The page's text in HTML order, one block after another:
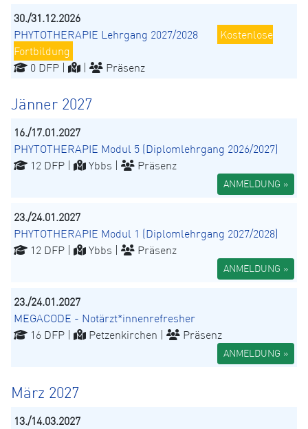
30./31.12.2026
PHYTOTHERAPIE Lehrgang 2027/2028
Kostenlose
Fortbildung
0 DFP |
Präsenz
Jänner 2027
16./17.01.2027
PHYTOTHERAPIE Modul 5 (Diplomlehrgang 2026/2027)
12 DFP |
Ybbs | Präsenz
ANMELDUNG »
23./24.01.2027
PHYTOTHERAPIE Modul 1 (Diplomlehrgang 2027/2028)
12 DFP |
Ybbs | Präsenz
ANMELDUNG »
23./24.01.2027
MEGACODE - Notärzt*innenrefresher
16 DFP |
Petzenkirchen | Präsenz
ANMELDUNG »
März 2027
13./14.03.2027